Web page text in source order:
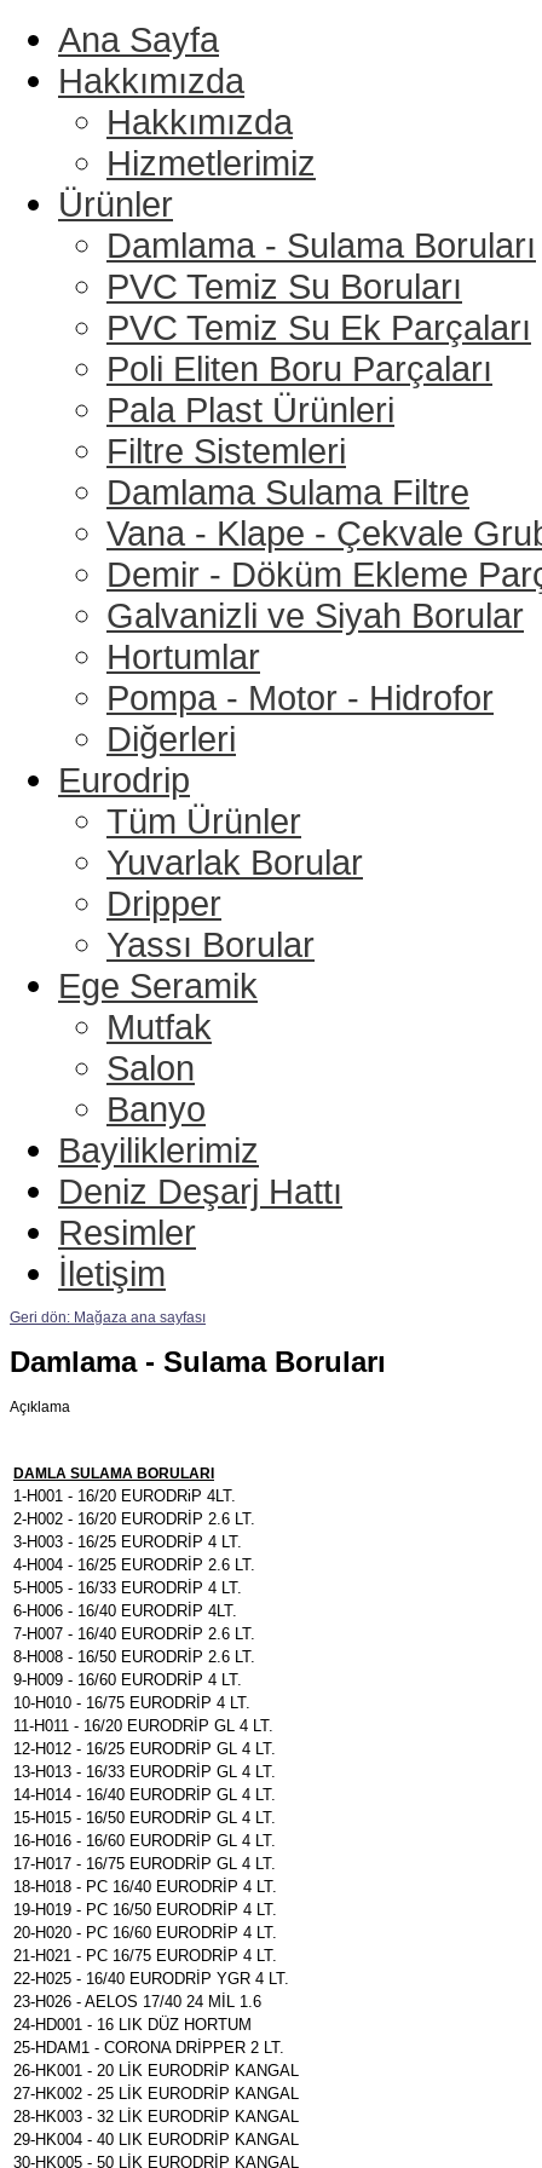
Ana Sayfa
Hakkımızda
Hakkımızda
Hizmetlerimiz
Ürünler
Damlama - Sulama Boruları
PVC Temiz Su Boruları
PVC Temiz Su Ek Parçaları
Poli Eliten Boru Parçaları
Pala Plast Ürünleri
Filtre Sistemleri
Damlama Sulama Filtre
Vana - Klape - Çekvale
Demir - Döküm Ekleme
Galvanizli ve Siyah Borular
Hortumlar
Pompa - Motor - Hidrofor
Diğerleri
Eurodrip
Tüm Ürünler
Yuvarlak Borular
Dripper
Yassı Borular
Ege Seramik
Mutfak
Salon
Banyo
Bayiliklerimiz
Deniz Deşarj Hattı
Resimler
İletişim
Geri dön: Mağaza ana sayfası
Damlama - Sulama Boruları
Açıklama
DAMLA SULAMA BORULARI
1-H001 - 16/20 EURODRiP 4LT.
2-H002 - 16/20 EURODRİP 2.6 LT.
3-H003 - 16/25 EURODRİP 4 LT.
4-H004 - 16/25 EURODRİP 2.6 LT.
5-H005 - 16/33 EURODRİP 4 LT.
6-H006 - 16/40 EURODRİP 4LT.
7-H007 - 16/40 EURODRİP 2.6 LT.
8-H008 - 16/50 EURODRİP 2.6 LT.
9-H009 - 16/60 EURODRİP 4 LT.
10-H010 - 16/75 EURODRİP 4 LT.
11-H011 - 16/20 EURODRİP GL 4 LT.
12-H012 - 16/25 EURODRİP GL 4 LT.
13-H013 - 16/33 EURODRİP GL 4 LT.
14-H014 - 16/40 EURODRİP GL 4 LT.
15-H015 - 16/50 EURODRİP GL 4 LT.
16-H016 - 16/60 EURODRİP GL 4 LT.
17-H017 - 16/75 EURODRİP GL 4 LT.
18-H018 - PC 16/40 EURODRİP 4 LT.
19-H019 - PC 16/50 EURODRİP 4 LT.
20-H020 - PC 16/60 EURODRİP 4 LT.
21-H021 - PC 16/75 EURODRİP 4 LT.
22-H025 - 16/40 EURODRİP YGR 4 LT.
23-H026 - AELOS 17/40 24 MİL 1.6
24-HD001 - 16 LIK DÜZ HORTUM
25-HDAM1 - CORONA DRİPPER 2 LT.
26-HK001 - 20 LİK EURODRİP KANGAL
27-HK002 - 25 LİK EURODRİP KANGAL
28-HK003 - 32 LİK EURODRİP KANGAL
29-HK004 - 40 LIK EURODRİP KANGAL
30-HK005 - 50 LİK EURODRİP KANGAL